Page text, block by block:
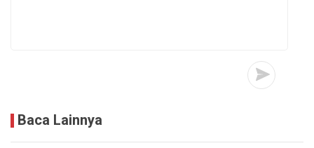
Baca Lainnya